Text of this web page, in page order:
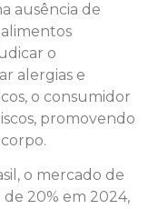
ausência de
o
alergias e
o consumidor
promovendo
o mercado de
20% em 2024,